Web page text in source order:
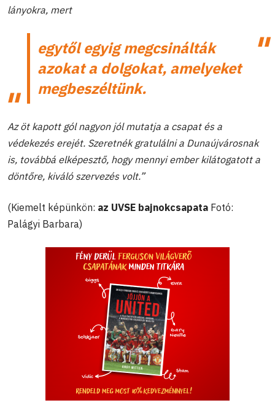
lányokra, mert
egytől egyig megcsinálták
azokat a dolgokat, amelyeket
megbeszéltünk.
Az öt kapott gól nagyon jól mutatja a csapat és a
védekezés erejét. Szeretnék gratulálni a Dunaújvárosnak
is, továbbá elképesztő, hogy mennyi ember kilátogatott a
döntőre, kiváló szervezés volt.”
(Kiemelt képünkön: az UVSE bajnokcsapata Fotó:
Palágyi Barbara)